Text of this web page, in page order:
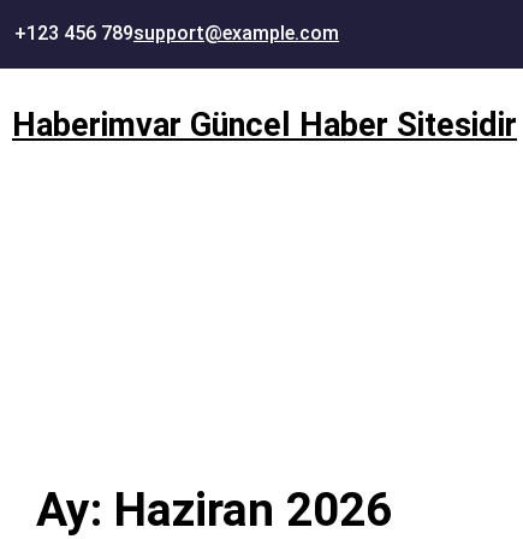
+123 456 789support@example.com
Haberimvar Güncel Haber Sitesidir
Ay: Haziran 2026